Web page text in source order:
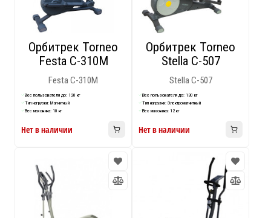
Я ищу:
Подобрать
Орбитрек Torneo
Festa C-310M
Festa C-310M
Вес пользователя до: 120 кг
Тип нагрузки: Магнитный
Вес маховика: 10 кг
Нет в наличии
Орбитрек Torneo
Stella C-507
Stella C-507
Вес пользователя до: 130 кг
Тип нагрузки: Электромагнитный
Вес маховика: 12 кг
Нет в наличии